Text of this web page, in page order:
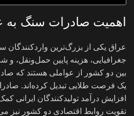
اهمیت صادرات سنگ به
عراق یکی از بزرگ‌ترین واردکنندگان
جغرافیایی، هزینه پایین حمل‌ونقل،
بین دو کشور از عواملی هستند که
یک فرصت طلایی تبدیل کرده‌اند.
افزایش درآمد تولیدکنندگان ایرانی
تقویت روابط اقتصادی دو کشور نیز